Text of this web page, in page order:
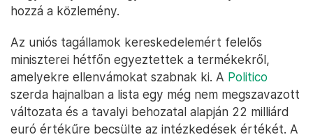
hozzá a közlemény.
Az uniós tagállamok kereskedelemért felelős
miniszterei hétfőn egyeztettek a termékekről,
amelyekre ellenvámokat szabnak ki. A Politico
szerda hajnalban a lista egy még nem megszavazott
változata és a tavalyi behozatal alapján 22 milliárd
euró értékűre becsülte az intézkedések értékét. A